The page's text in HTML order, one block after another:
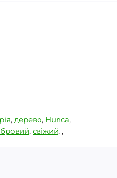
, дерево, Hunca,
, свіжий, ,